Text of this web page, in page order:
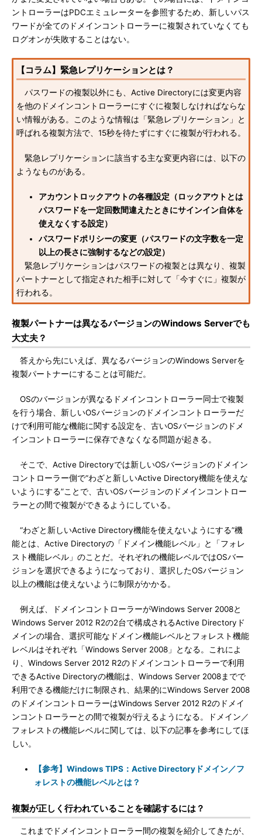
ントローラーはPDCエミュレーターを参照するため、新しいパス
ワードが全てのドメインコントローラーに複製されていなくても
ログオンが失敗することはない。
【コラム】緊急レプリケーションとは？
パスワードの複製以外にも、Active Directoryには変更内容
を他のドメインコントローラーにすぐに複製しなければならな
い情報がある。このような情報は「緊急レプリケーション」と
呼ばれる複製方法で、15秒を待たずにすぐに複製が行われる。
緊急レプリケーションに該当する主な変更内容には、以下の
ようなものがある。
アカウントロックアウトの各種設定（ロックアウトとは
パスワードを一定回数間違えたときにサインイン自体を
使えなくする設定）
パスワードポリシーの変更（パスワードの文字数を一定
以上の長さに強制するなどの設定）
緊急レプリケーションはパスワードの複製とは異なり、複製
パートナーとして指定された相手に対して「今すぐに」複製が
行われる。
複製パートナーは異なるバージョンのWindows Serverでも
大丈夫？
答えから先にいえば、異なるバージョンのWindows Serverを
複製パートナーにすることは可能だ。
OSのバージョンが異なるドメインコントローラー同士で複製
を行う場合、新しいOSバージョンのドメインコントローラーだ
けで利用可能な機能に関する設定を、古いOSバージョンのドメ
インコントローラーに保存できなくなる問題が起きる。
そこで、Active Directoryでは新しいOSバージョンのドメイン
コントローラー側で“わざと新しいActive Directory機能を使えな
いようにする”ことで、古いOSバージョンのドメインコントロー
ラーとの間で複製ができるようにしている。
“わざと新しいActive Directory機能を使えないようにする”機
能とは、Active Directoryの「ドメイン機能レベル」と「フォレ
スト機能レベル」のことだ。それぞれの機能レベルではOSバー
ジョンを選択できるようになっており、選択したOSバージョン
以上の機能は使えないように制限がかかる。
例えば、ドメインコントローラーがWindows Server 2008と
Windows Server 2012 R2の2台で構成されるActive Directoryド
メインの場合、選択可能なドメイン機能レベルとフォレスト機能
レベルはそれぞれ「Windows Server 2008」となる。これによ
り、Windows Server 2012 R2のドメインコントローラーで利用
できるActive Directoryの機能は、Windows Server 2008までで
利用できる機能だけに制限され、結果的にWindows Server 2008
のドメインコントローラーはWindows Server 2012 R2のドメイ
ンコントローラーとの間で複製が行えるようになる。ドメイン／
フォレストの機能レベルに関しては、以下の記事を参考にしてほ
しい。
【参考】Windows TIPS：Active Directoryドメイン／フ
ォレストの機能レベルとは？
複製が正しく行われていることを確認するには？
これまでドメインコントローラー間の複製を紹介してきたが、